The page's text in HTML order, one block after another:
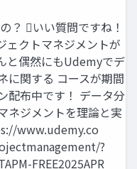
？ いい質問ですね！
ェクトマネジメントが
と偶然にもUdemyでデ
に関する コースが期間
配布中です！ データ分
ネジメントを理論と実
www.udemy.co
?
FREE2025APR